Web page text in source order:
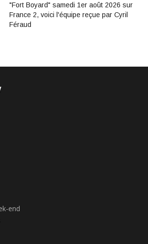
"Fort Boyard" samedi 1er août 2026 sur
France 2, voici l'équipe reçue par Cyril
Féraud
end